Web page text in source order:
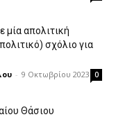
μία απολιτική
σχόλιο για
- 9 Οκτωβρίου 2023 0
Θάσιου